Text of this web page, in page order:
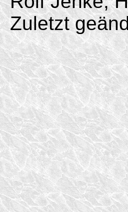
Zuletzt